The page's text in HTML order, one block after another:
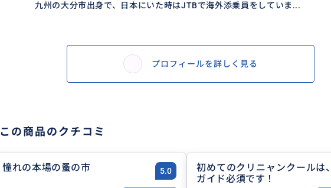
九州の大分市出身で、日本にいた時はJTBで海外添乗員をしていま...
プロフィールを詳しく見る
この商品のクチコミ
憧れの本場の蚤の市 5.0
初めてのクリニャンクールは、
ガイド必須です！